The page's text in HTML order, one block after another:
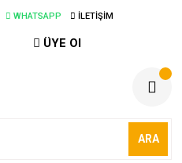
WHATSAPP İLETİŞİM
ÜYE Ol
ARA